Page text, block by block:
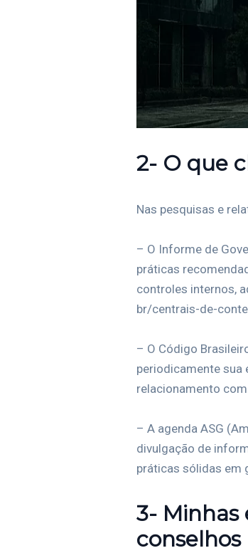
2- O que
Nas pesquisas e
– O Informe de
práticas
controles internos,
br/centrais-de-
– O Código
periodicamente sua
relacionamento
– A agenda ASG
divulgação de
práticas sólidas em
3- Minhas
conselhos